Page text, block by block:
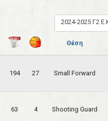
2024-2025 Γ2
Θέση
194 27 Small Forward
63 4 Shooting Guard